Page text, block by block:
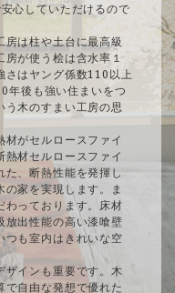
心していただけるので
房は柱や土台に最高級
房が使う桧は含水率１
さはヤング係数110以上
年後も強い住まいをつ
う木のすまい工房の思
がセルロースファイ
材セルロースファイ
、断熱性能を発揮し
家を実現します。ま
わっております。床材
放出性能の高い漆喰壁
つも室内はきれいな空
ザインも重要です。木
自由な発想で優れた